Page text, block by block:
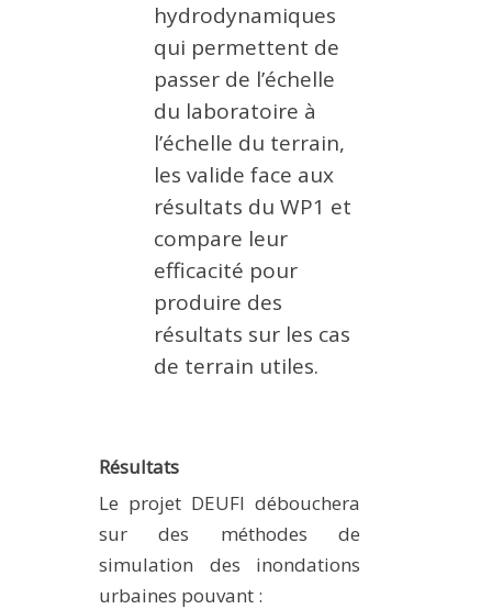
hydrodynamiques
qui permettent de
passer de l’échelle
du laboratoire à
l’échelle du terrain,
les valide face aux
résultats du WP1 et
compare leur
efficacité pour
produire des
résultats sur les cas
de terrain utiles.
Résultats
Le projet DEUFI débouchera
sur des méthodes de
simulation des inondations
urbaines pouvant :